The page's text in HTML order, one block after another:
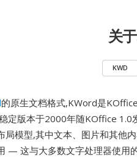
关
KWD
的原生文档格式,KWord是
定版本于2000年随KOffice
局模型,其中文本、图片和其他
— 这与大多数文字处理器使用